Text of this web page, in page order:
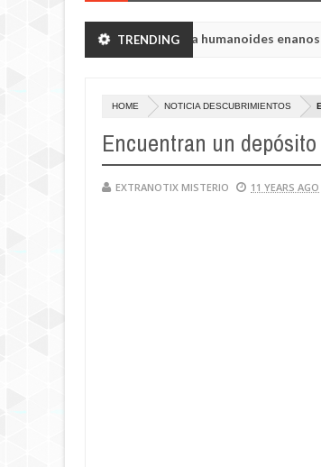
TRENDING
de Chelyabinsk vieron a humanoides enanos
HOME NOTICIA DESCUBRIMIENTOS
Encuentran un
EXTRANOTIX MISTERIO 11 YEARS AGO